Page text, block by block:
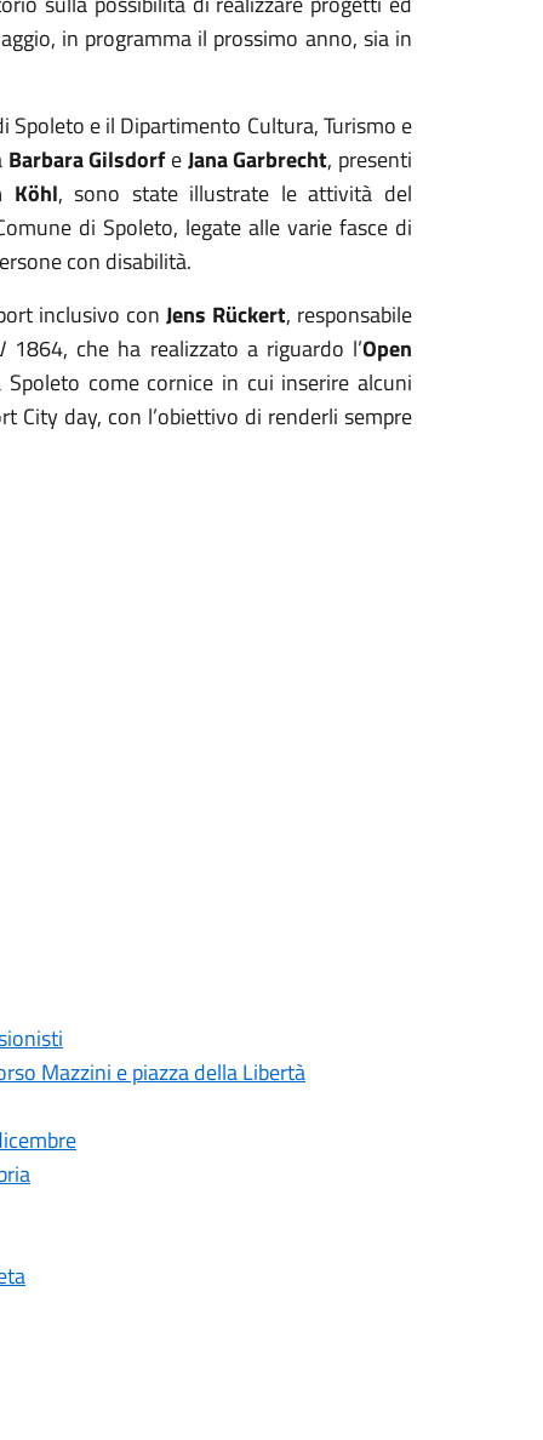
in programma il prossimo anno, sia in
Spoleto e il Dipartimento Cultura, Turismo e
Barbara GilsdorfeJana Garbrecht, presenti
Köhl, sono state illustrate le attività del
di Spoleto, legate alle varie fasce di
con disabilità.
inclusivo conJens Rückert, responsabile
che ha realizzato a riguardo l’Open
come cornice in cui inserire alcuni
City day, con l’obiettivo di renderli sempre
Mazzini e piazza della Libertà